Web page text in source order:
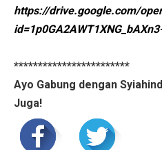
https://drive.google.com/
************************
Ayo Gabung dengan
Juga!